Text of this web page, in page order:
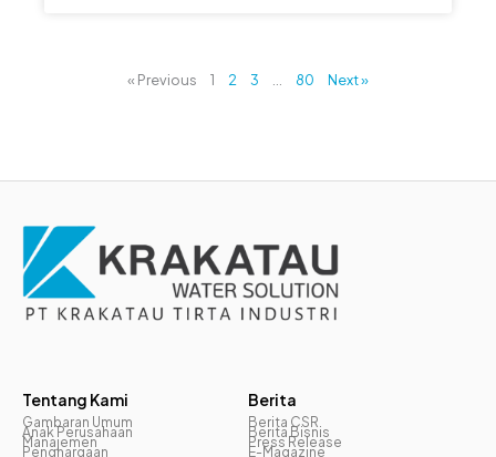
« Previous 1 2 3 80 Next »
Tentang Kami
Gambaran Umum
Anak Perusahaan
Manajemen
Penghargaan
Berita
Berita CSR
Berita Bisnis
Press Release
E-Magazine